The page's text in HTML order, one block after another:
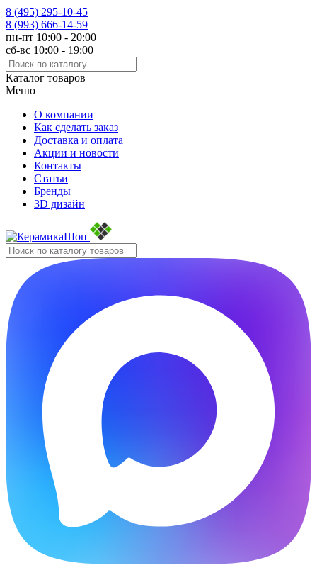
8 (495) 295-10-45
8 (993) 666-14-59
пн-пт 10:00 - 20:00
сб-вс 10:00 - 19:00
Каталог товаров
Меню
О компании
Как сделать заказ
Доставка и оплата
Акции и новости
Контакты
Статьи
Бренды
3D дизайн